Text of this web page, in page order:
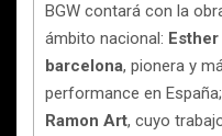
BGW contará con la
ámbito nacional:
barcelona, pionera y
performance en España;
Ramon Art, cuyo